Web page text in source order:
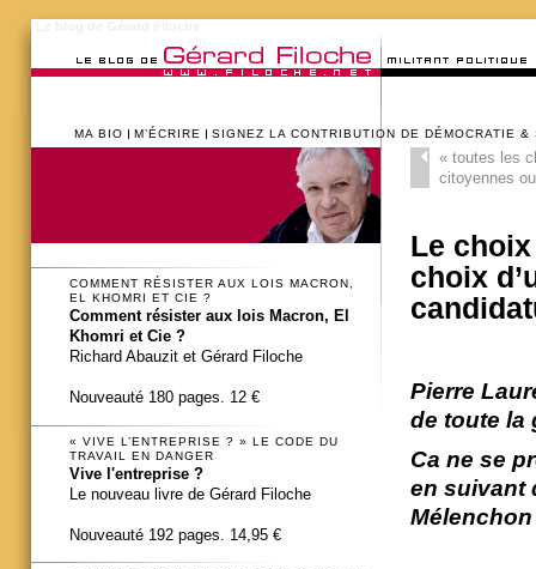
MA BIO M’ÉCRIRE SIGNEZ LA CONTRIBUTION DE DÉMOCRATIE &
«toutes les
citoyennes
Le
choix
Pierre
de toute la
Ca ne se
en suivant
COMMENT RÉSISTER AUX LOIS MACRON,
EL KHOMRI ET CIE ?
Comment résister aux lois Macron, El
Khomri et Cie ?
Richard Abauzit et Gérard Filoche
Nouveauté 180 pages. 12 €
« VIVE L’ENTREPRISE ? » LE CODE DU
TRAVAIL EN DANGER
Vive l'entreprise ?
Le nouveau livre de Gérard Filoche
Nouveauté 192 pages. 14,95 €